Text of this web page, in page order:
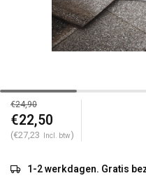
€24,90
€22,50
(€27,23 Incl. btw)
1-2 werkdagen. Gratis